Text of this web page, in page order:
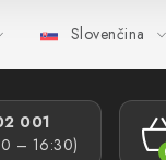
údajov Postup
Slovenčina
001​
– 16:30)